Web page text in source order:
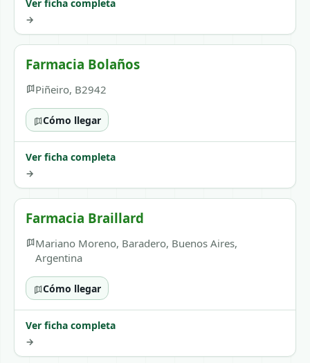
Ver ficha completa
→
Farmacia Bolaños
Piñeiro, B2942
Cómo llegar
Ver ficha completa
→
Farmacia Braillard
Mariano Moreno, Baradero, Buenos Aires,
Argentina
Cómo llegar
Ver ficha completa
→